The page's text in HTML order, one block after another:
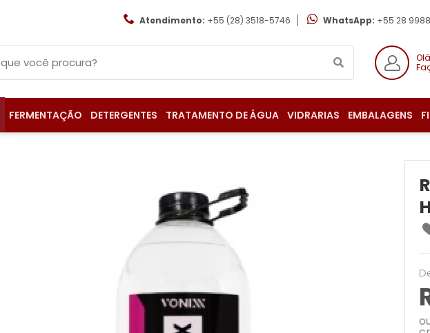
Atendimento: +55 (28) 3518-5746 WhatsApp: +55 28
FERMENTAÇÃO DETERGENTES TRATAMENTO DE ÁGUA VIDRARIAS EMBALAGENS